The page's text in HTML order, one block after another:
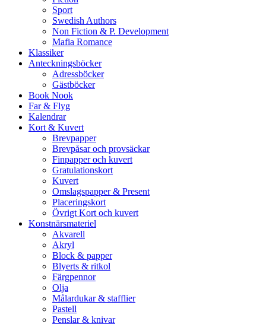
Sport
Swedish Authors
Non Fiction & P. Development
Mafia Romance
Klassiker
Anteckningsböcker
Adressböcker
Gästböcker
Book Nook
Far & Flyg
Kalendrar
Kort & Kuvert
Brevpapper
Brevpåsar och provsäckar
Finpapper och kuvert
Gratulationskort
Kuvert
Omslagspapper & Present
Placeringskort
Övrigt Kort och kuvert
Konstnärsmateriel
Akvarell
Akryl
Block & papper
Blyerts & ritkol
Färgpennor
Olja
Målardukar & stafflier
Pastell
Penslar & knivar